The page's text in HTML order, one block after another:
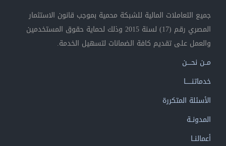
جميع التعاملات المالية للشبكة محمية بموجب قانون الاستثمار
المصري رقم (17) لسنة 2015 وذلك لحماية حقوق المستخدمين
والعمل على تقديم كافة الضمانات لتسهيل الخدمة.
مــن نحــــن
خدماتنــــــا
الأسئلة المتكررة
المدونــة
أعمالنــا